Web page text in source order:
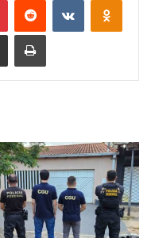
Compartilhar via e-mail Imprimir